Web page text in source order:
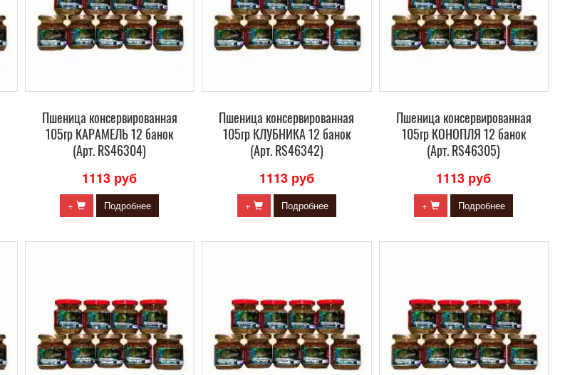
Пшеница консервированная
105гр КАРАМЕЛЬ 12 банок
(Арт. RS46304)
1113 руб
+ Подробнее
Пшеница консервированная
105гр КЛУБНИКА 12 банок
(Арт. RS46342)
1113 руб
+ Подробнее
Пшеница консервированная
105гр КОНОПЛЯ 12 банок
(Арт. RS46305)
1113 руб
+ Подробнее